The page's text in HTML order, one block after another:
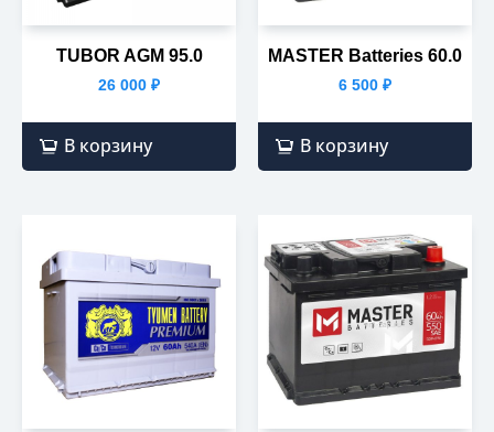
TUBOR AGM 95.0
26 000 ₽
В корзину
MASTER Batteries 60.0
6 500 ₽
В корзину